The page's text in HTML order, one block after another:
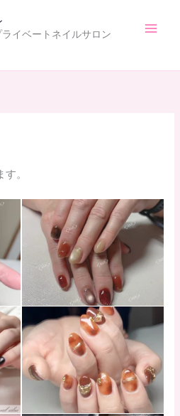
イベートネイルサロン
。